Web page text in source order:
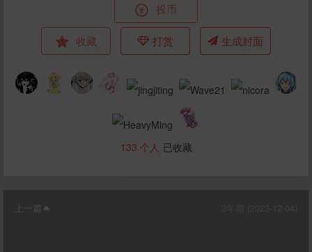
投币
收藏 打赏 生成封面
133 个人 已收藏
上一篇